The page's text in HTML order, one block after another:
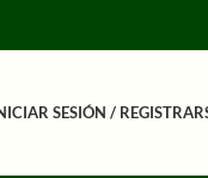
SESIÓN /